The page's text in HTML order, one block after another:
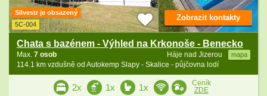
Silvestr je obsazený
5C-004
Chata s bazénem - Výhled na Krkonoše - Benecko
Háje nad Jizerou mapa
Max. 7 osob
114.1 km vzdušně od Autokemp Slapy - Skalice - půjčovna lodí
Zobrazit kontakty
2x 1x 1x
Ceník
ZDE